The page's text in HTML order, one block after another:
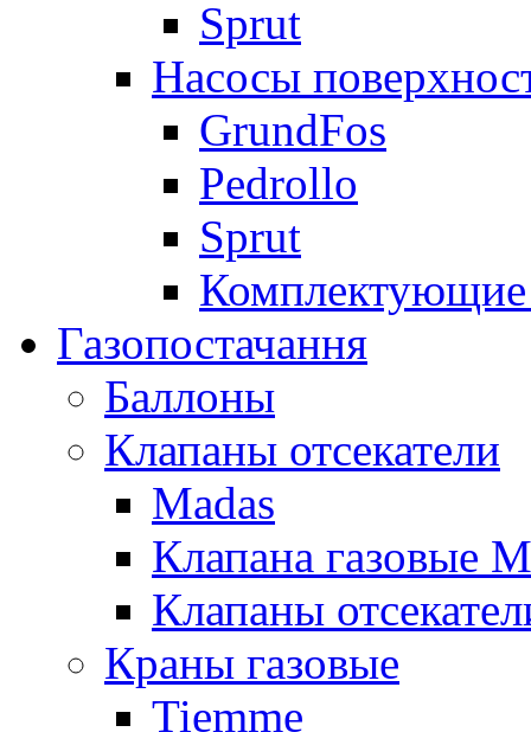
Sprut
Насосы
GrundFos
Pedrollo
Sprut
Комплектующие
Газопостачання
Баллоны
Клапаны отсекатели
Madas
Клапана газовые
Клапаны
Краны газовые
Tiemme